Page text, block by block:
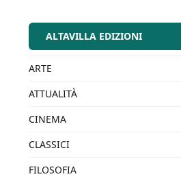
ALTAVILLA EDIZIONI
ARTE
ATTUALITÀ
CINEMA
CLASSICI
FILOSOFIA